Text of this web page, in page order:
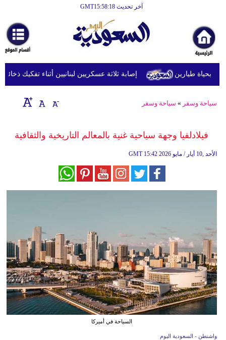
آخر تحديث GMT15:58:18
أخبارعاجلة
رياضة
ثقافة
إقتصاد
وموسيقى
ديكور
أخبار
إعلام
إصابة ثلاثة عسكريين لبنانيين أثناء تفكيك ذخائر في طيارين
سياحة وسفر » سياحة وسفر
فيلادلفيا وجهة سياحية غنية بالمعالم التاريخية والثقافية
GMT 15:42 2026 الأحد ,10 أيار / مايو
السياحة في أميركا
واشنطن - السعودية اليوم